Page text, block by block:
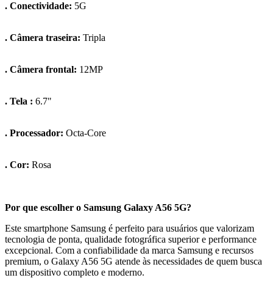
. Conectividade: 5G
. Câmera traseira: Tripla
. Câmera frontal: 12MP
. Tela : 6.7"
. Processador: Octa-Core
. Cor: Rosa
Por que escolher o Samsung Galaxy A56 5G?
Este smartphone Samsung é perfeito para usuários que valorizam
tecnologia de ponta, qualidade fotográfica superior e performance
excepcional. Com a confiabilidade da marca Samsung e recursos
premium, o Galaxy A56 5G atende às necessidades de quem busca
um dispositivo completo e moderno.